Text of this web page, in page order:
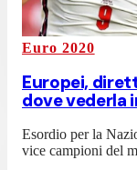
Euro 2020
Europei,
dove vederla
Esordio per la
vice campioni del